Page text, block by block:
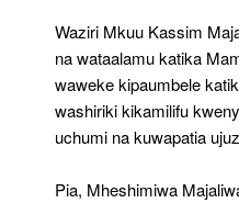
Waziri Mkuu Kassim
na wataalamu katika
waweke kipaumbele
washiriki kikamilifu
uchumi na kuwapatia
Pia, Mheshimiwa